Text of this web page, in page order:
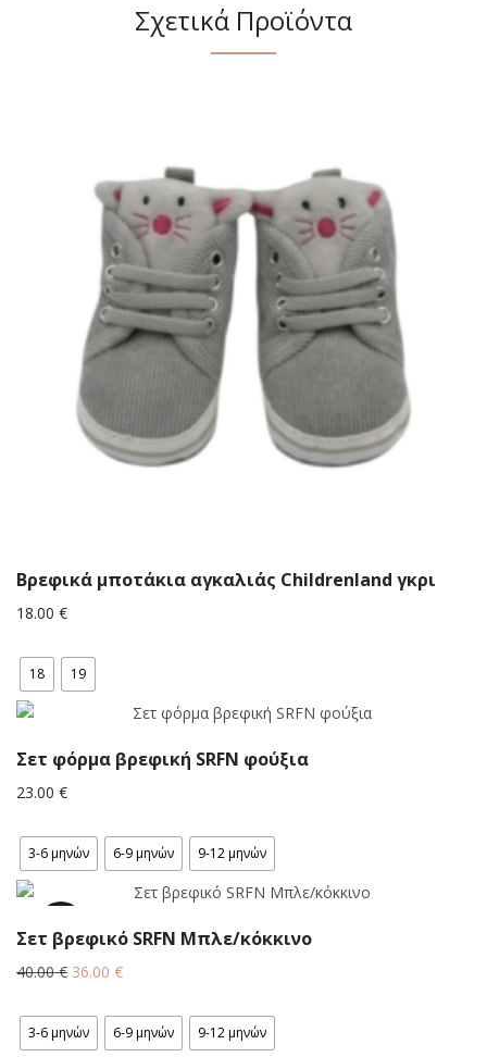
Σχετικά Προϊόντα
Βρεφικά μποτάκια αγκαλιάς Childrenland γκρι
18.00 €
18 19
Σετ φόρμα βρεφική SRFN φούξια
23.00 €
3-6 μηνών 6-9 μηνών 9-12 μηνών
Σετ βρεφικό SRFN Μπλε/κόκκινο
40.00€ Original
was:
40.00 €.
36.00 €Η
τιμή
είναι:
3-6 μηνών 6-9 μηνών 9-12 μηνών